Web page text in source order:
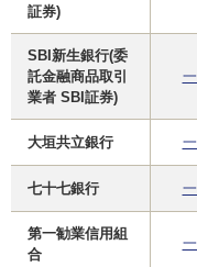
証券)
SBI新生銀行(委
託金融商品取引
業者 SBI証券)
大垣共立銀行
七十七銀行
第一勧業信用組
合